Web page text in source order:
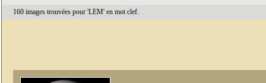
160 images trouvées pour 'LEM' en mot clef.